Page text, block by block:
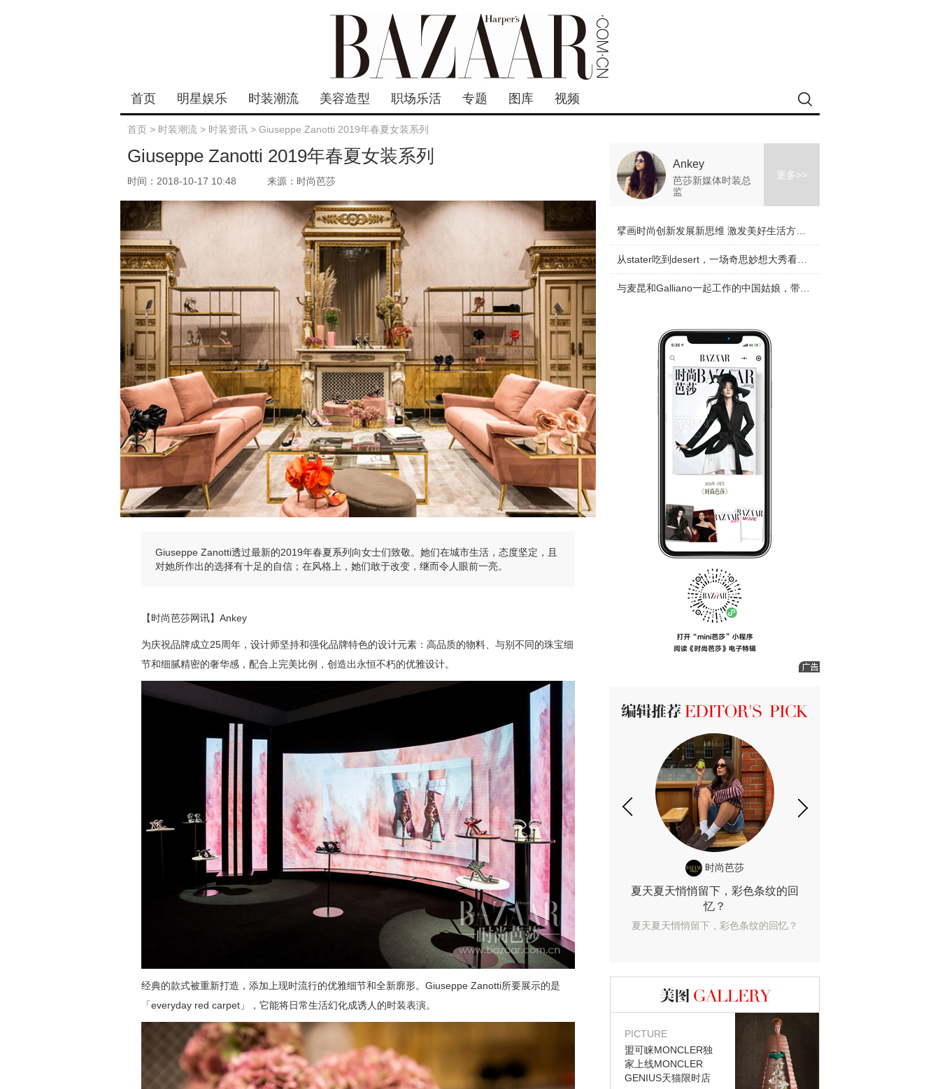
首页 明星娱乐 时装潮流 美容造型 职场乐活 专题 图库 视频
首页 > 时装潮流 > 时装资讯 > Giuseppe Zanotti 2019年春夏女装系列
Giuseppe Zanotti 2019年春夏女装系列
时间：2018-10-17 10:48 来源：时尚芭莎
Giuseppe Zanotti透过最新的2019年春夏系列向女士们致敬。她们在城市生活，态度坚定，且
对她所作出的选择有十足的自信；在风格上，她们敢于改变，继而令人眼前一亮。
【时尚芭莎网讯】Ankey
为庆祝品牌成立25周年，设计师坚持和强化品牌特色的设计元素：高品质的物料、与别不同的珠宝细
节和细腻精密的奢华感，配合上完美比例，创造出永恒不朽的优雅设计。
经典的款式被重新打造，添加上现时流行的优雅细节和全新廓形。Giuseppe Zanotti所要展示的是
「everyday red carpet」，它能将日常生活幻化成诱人的时装表演。
Ankey
芭莎新媒体时装总
监
更多>>
时尚芭莎
夏天夏天悄悄留下，彩色条纹的回
忆？
夏天夏天悄悄留下，彩色条纹的回忆？
图库
PICTURE
盟可睐MONCLER独
家上线MONCLER
GENIUS天猫限时店